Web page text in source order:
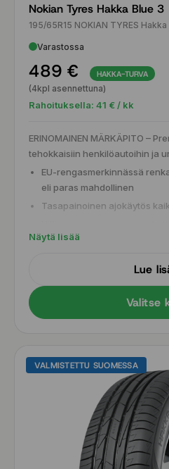
Nokian Tyres Hakka Blue 3
195/65R15 NOKIAN TYRES
Varastossa
489 € HAKKA-TURVA
(4kpl asennettuna)
Rahoituksella: 41 € / kk
ERINOMAINEN MÄRKÄPITO –
tehokkaisiin henkilöautoihin ja
EU-rengasmerkinnässä
eli paras mahdollinen
Tasapainoinen ajokäytös
Sopiva rengas myös
Nauti mukavuudesta ja
Näytä lisää
Lue
Valitse
VALMISTETTU SUOMESSA